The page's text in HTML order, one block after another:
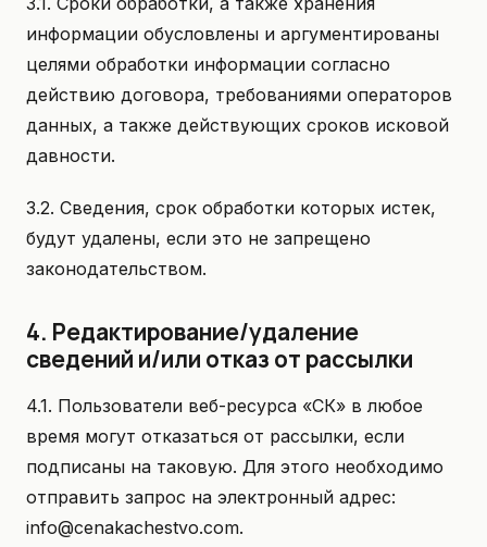
информации обусловлены и аргументированы
целями обработки информации согласно
действию договора, требованиями операторов
данных, а также действующих сроков исковой
давности.
3.2. Сведения, срок обработки которых истек,
будут удалены, если это не запрещено
законодательством.
4. Редактирование/удаление
сведений и/или отказ от рассылки
4.1. Пользователи веб-ресурса «СК» в любое
время могут отказаться от рассылки, если
подписаны на таковую. Для этого необходимо
отправить запрос на электронный адрес:
info@cenakachestvo.com.